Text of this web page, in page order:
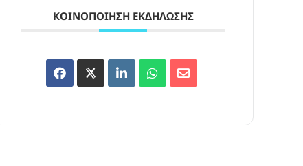
ΚΟΙΝΟΠΟΊΗΣΗ ΕΚΔΉΛΩΣΗΣ